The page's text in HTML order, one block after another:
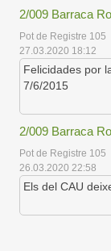
2/009 Barraca
Pot de Registre 105
27.03.2020 18:12
Felicidades por
7/6/2015
2/009 Barraca
Pot de Registre 105
26.03.2020 22:58
Els del CAU